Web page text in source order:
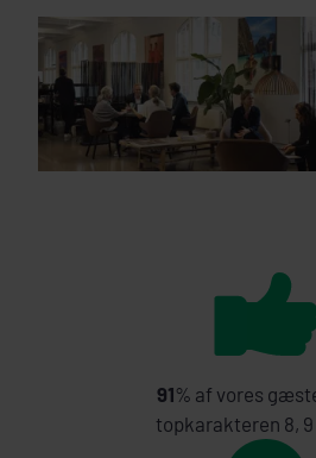
91% af vores
topkarakteren 8, 9